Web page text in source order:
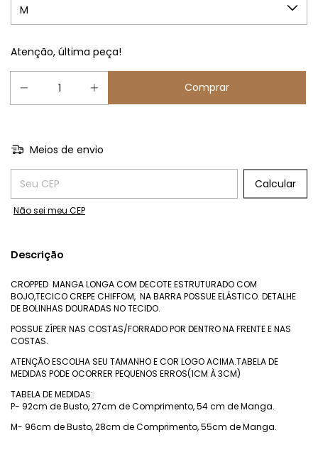
Atenção, última peça!
Meios de envio
Entregas para o CEP:
Calcular
Não sei meu CEP
Descrição
CROPPED MANGA LONGA COM DECOTE ESTRUTURADO COM
BOJO,TECICO CREPE CHIFFOM, NA BARRA POSSUE ELÁSTICO. DETALHE
DE BOLINHAS DOURADAS NO TECIDO.
POSSUE ZÍPER NAS COSTAS/FORRADO POR DENTRO NA FRENTE E NAS
COSTAS.
ATENÇÃO ESCOLHA SEU TAMANHO E COR LOGO ACIMA.TABELA DE
MEDIDAS PODE OCORRER PEQUENOS ERROS(1CM À 3CM)
TABELA DE MEDIDAS:
P- 92cm de Busto, 27cm de Comprimento, 54 cm de Manga.
M- 96cm de Busto, 28cm de Comprimento, 55cm de Manga.